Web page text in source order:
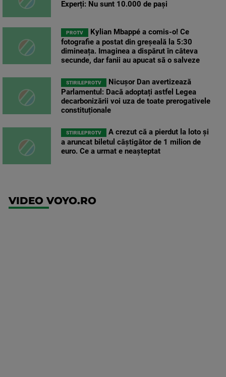
Experți: Nu sunt 10.000 de pași
PROTV
Kylian Mbappé a comis-o! Ce
fotografie a postat din greșeală la 5:30
dimineața. Imaginea a dispărut în câteva
secunde, dar fanii au apucat să o salveze
STIRILEPROTV
Nicușor Dan avertizează
Parlamentul: Dacă adoptați astfel Legea
decarbonizării voi uza de toate prerogativele
constituționale
STIRILEPROTV
A crezut că a pierdut la loto și
a aruncat biletul câștigător de 1 milion de
euro. Ce a urmat e neașteptat
VIDEO VOYO.RO